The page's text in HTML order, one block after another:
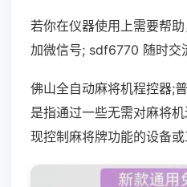
若你在仪器使用上需要帮
加微信号; sdf6770 随时交
佛山全自动麻将机程控器;
是指通过一些无需对麻将
现控制麻将牌功能的设备或